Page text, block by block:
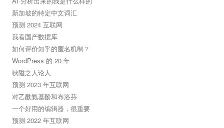
新加坡的特定中文词汇
预测 2024 互联网
我看国产数据库
如何评价知乎的匿名机制？
WordPress 的 20 年
狹隘之人论人
预测 2023 年互联网
对乙酰氨基酚和布洛芬
一个好用的编辑器，很重要
预测 2022 年互联网